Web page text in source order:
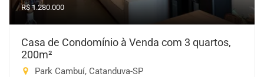
R$ 1.280.000
Casa de Condomínio à Venda com 3 quartos,
200m²
Park Cambuí, Catanduva-SP